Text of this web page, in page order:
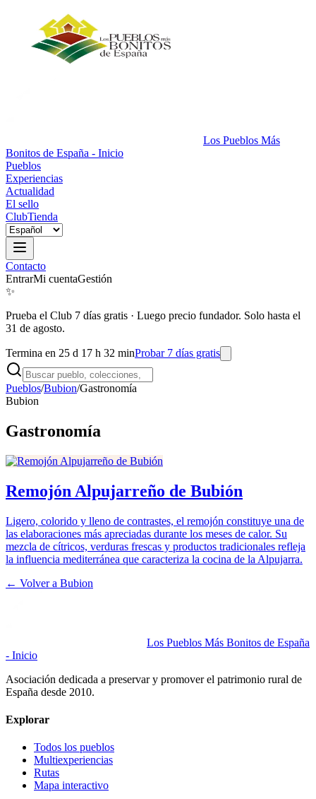
Los Pueblos Más
Bonitos de España - Inicio
Pueblos
Experiencias
Actualidad
El sello
ClubTienda
Contacto
EntrarMi cuentaGestión
✨
Prueba el Club 7 días gratis · Luego precio fundador. Solo hasta el
31 de agosto.
Termina en 25 d 17 h 32 minProbar 7 días gratis
Pueblos/Bubion/Gastronomía
Bubion
Gastronomía
Remojón Alpujarreño de Bubión
Ligero, colorido y lleno de contrastes, el remojón constituye una de
las elaboraciones más apreciadas durante los meses de calor. Su
mezcla de cítricos, verduras frescas y productos tradicionales refleja
la influencia mediterránea que caracteriza la cocina de la Alpujarra.
← Volver a Bubion
Los Pueblos Más Bonitos de España
- Inicio
Asociación dedicada a preservar y promover el patrimonio rural de
España desde 2010.
Explorar
Todos los pueblos
Multiexperiencias
Rutas
Mapa interactivo